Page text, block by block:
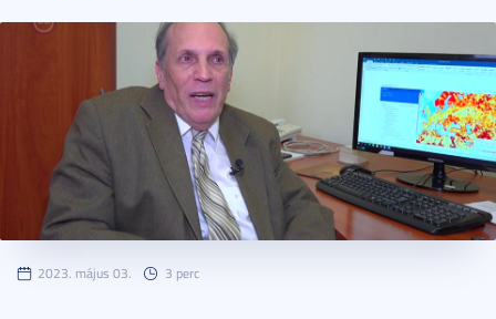
2023. május 03. 3 perc